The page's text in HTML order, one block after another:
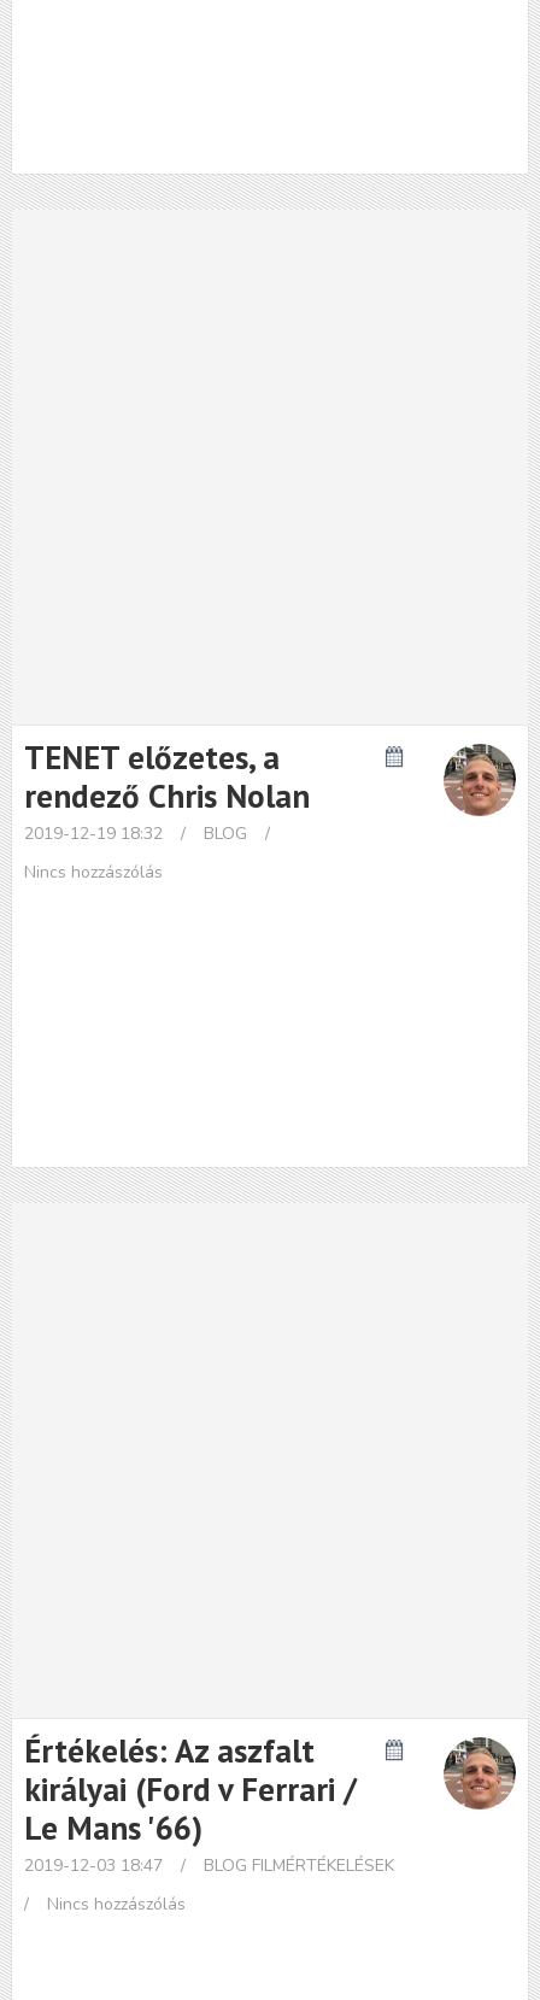
TENET előzetes, a
rendező Chris Nolan
2019-12-19 18:32 / BLOG
/
Nincs hozzászólás
Értékelés: Az aszfalt
királyai (Ford v Ferrari /
Le Mans '66)
2019-12-03 18:47 / BLOG FILMÉRTÉKELÉSEK
/
Nincs hozzászólás